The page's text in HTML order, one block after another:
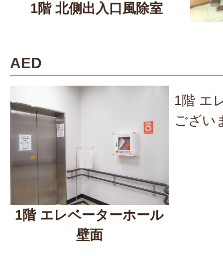
1階 北側出入口風除室
AED
1階 エレベーターホール
壁面
1階 エ
ござい